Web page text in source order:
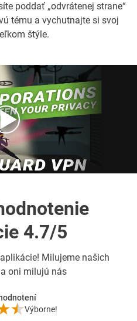
poddať „odvrátenej strane“
tému a vychutnajte si svoj
štýle.
4.7/5
Milujeme našich
oni milujú nás
hodnotení
Výborne!